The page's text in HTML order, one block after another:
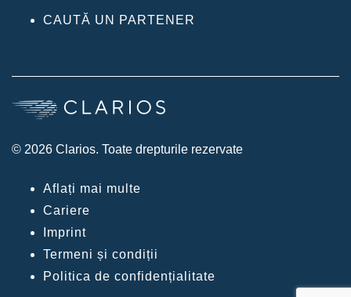
CAUTĂ UN PARTENER
© 2026 Clarios. Toate drepturile rezervate
Aflați mai multe
Cariere
Imprint
Termeni și condiții
Politica de confidențialitate